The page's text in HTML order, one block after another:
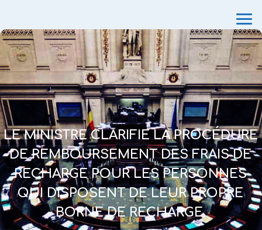
LE MINISTRE CLARIFIE LA PROCÉDURE
DE REMBOURSEMENT DES FRAIS DE
RECHARGE POUR LES PERSONNES
QUI DISPOSENT DE LEUR PROPRE
BORNE DE RECHARGE.